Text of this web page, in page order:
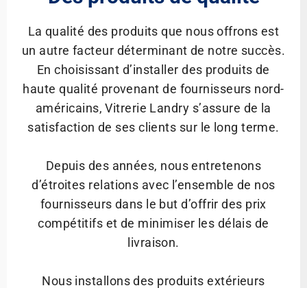
La qualité des produits que nous offrons est
un autre facteur déterminant de notre succès.
En choisissant d’installer des produits de
haute qualité provenant de fournisseurs nord-
américains, Vitrerie Landry s’assure de la
satisfaction de ses clients sur le long terme.
Depuis des années, nous entretenons
d’étroites relations avec l’ensemble de nos
fournisseurs dans le but d’offrir des prix
compétitifs et de minimiser les délais de
livraison.
Nous installons des produits extérieurs